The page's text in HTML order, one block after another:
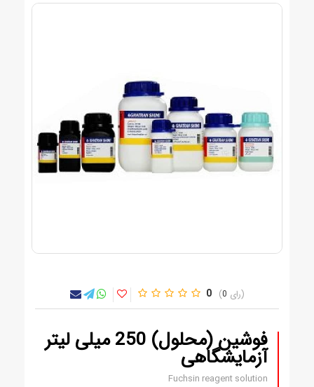
0 0
فوشین (محلول) 250 میلی لیتر
آزمایشگاهی
Fuchsin reagent solution